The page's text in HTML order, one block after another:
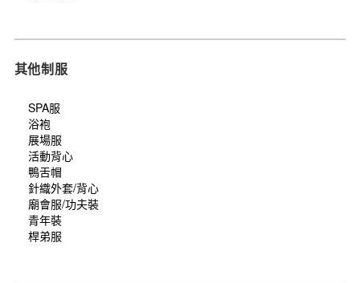
其他制服
SPA服
浴袍
展場服
活動背心
鴨舌帽
針織外套/背心
廟會服/功夫裝
青年裝
桿弟服